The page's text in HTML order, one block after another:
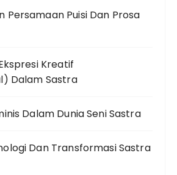
Persamaan Puisi Dan Prosa
Kreatif
Dalam Sastra
Dalam Dunia Seni Sastra
Dan Transformasi Sastra